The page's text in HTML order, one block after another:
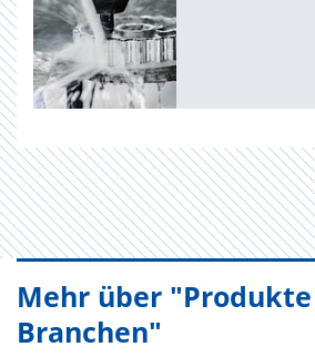
Mehr über
Branchen"